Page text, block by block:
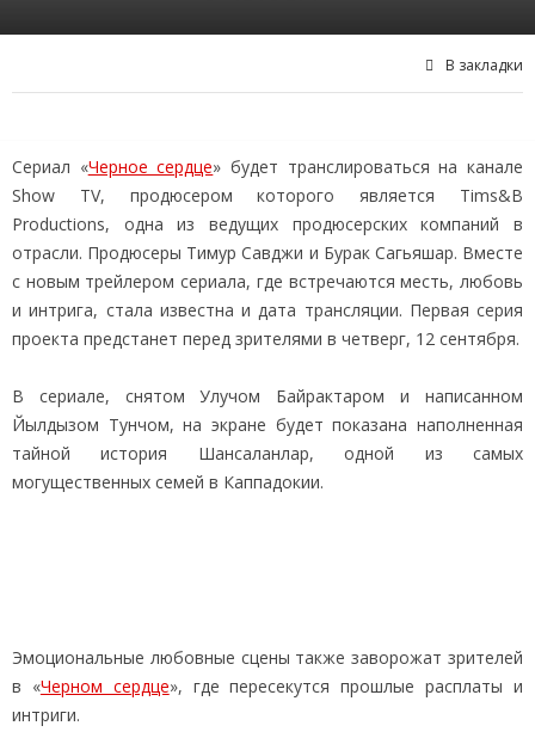
В закладки
Сериал «Черное сердце» будет транслироваться на канале
Show TV, продюсером которого является Tims&B
Productions, одна из ведущих продюсерских компаний в
отрасли. Продюсеры Тимур Савджи и Бурак Сагьяшар. Вместе
с новым трейлером сериала, где встречаются месть, любовь
и интрига, стала известна и дата трансляции. Первая серия
проекта предстанет перед зрителями в четверг, 12 сентября.
В сериале, снятом Улучом Байрактаром и написанном
Йылдызом Тунчом, на экране будет показана наполненная
тайной история Шансаланлар, одной из самых
могущественных семей в Каппадокии.
Эмоциональные любовные сцены также заворожат зрителей
в «Черном сердце», где пересекутся прошлые расплаты и
интриги.